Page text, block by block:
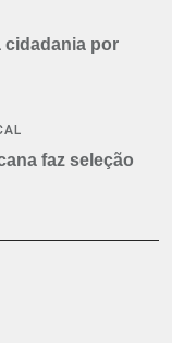
cidadania por
faz seleção